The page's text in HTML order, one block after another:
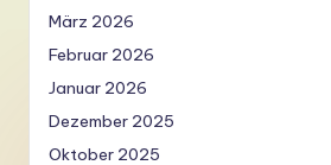
März 2026
Februar 2026
Januar 2026
Dezember 2025
Oktober 2025